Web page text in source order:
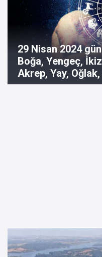
29 Nisan 2024
Boğa, Yengeç,
Akrep, Yay, Oğlak,